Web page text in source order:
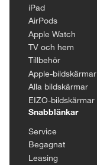
iPad
AirPods
Apple Watch
TV och hem
Tillbehör
Apple-bildskärmar
Alla bildskärmar
EIZO-bildskärmar
Snabblänkar
Service
Begagnat
Leasing